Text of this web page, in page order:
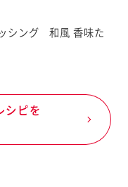
シング 和風 香味た
シピを